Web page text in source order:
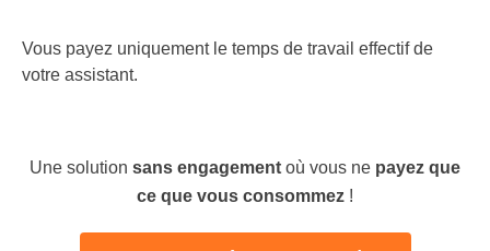
Vous payez uniquement le temps de travail effectif de
votre assistant.
Une solution sans engagement où vous ne payez que
ce que vous consommez !